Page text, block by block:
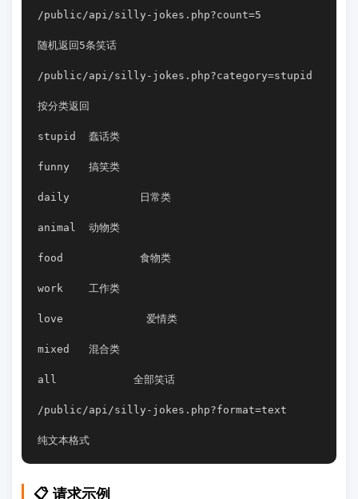
/public/api/silly-jokes.php?count=5
随机返回5条笑话
/public/api/silly-jokes.php?category=stupid
按分类返回
stupid	蠢话类
funny	搞笑类
daily		日常类
animal	动物类
food	        食物类
work	工作类
love	         爱情类
mixed	混合类
all            全部笑话
/public/api/silly-jokes.php?format=text
纯文本格式
📋 请求示例